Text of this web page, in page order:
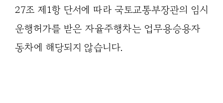
27조 제1항 단서에 따라 국토교통부장관의 임시
운행허가를 받은 자율주행차는 업무용승용자
동차에 해당되지 않습니다.